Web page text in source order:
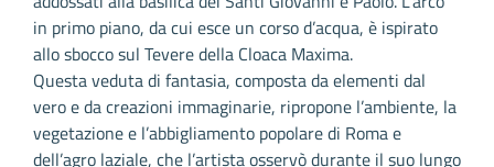
in primo piano, da cui esce un corso d’acqua, è ispirato
allo sbocco sul Tevere della Cloaca Maxima.
Questa veduta di fantasia, composta da elementi dal
vero e da creazioni immaginarie, ripropone l’ambiente, la
vegetazione e l’abbigliamento popolare di Roma e
dell’agro laziale, che l’artista osservò durante il suo lungo